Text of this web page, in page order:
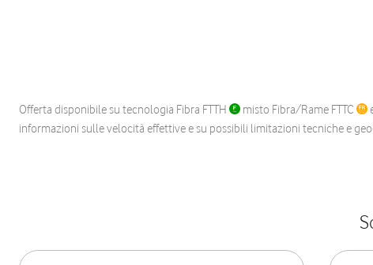
Offerta disponibile su tecnologia Fibra FTTH misto Fibra/Rame FTTC
informazioni sulle velocità effettive e su possibili limitazioni tecniche e